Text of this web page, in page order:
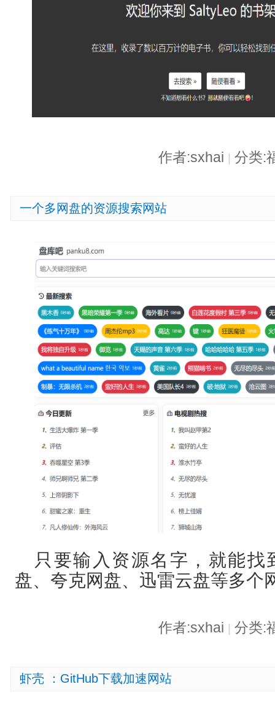
作者:sxhai | 分类:
一个多网盘的资源搜索网站
只要输入资源名字，就能找
盘、夸克网盘、迅雷云盘等多个
作者:sxhai 分类:
虾壳 ：GitHub下载加速网站